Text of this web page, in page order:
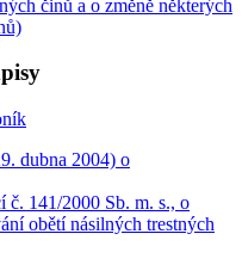
činů a o změně některých
dubna 2004) o
č. 141/2000 Sb. m. s., o
obětí násilných trestných